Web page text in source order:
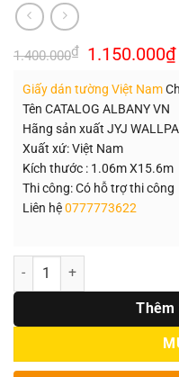
1.400.000₫ Giá
gốc
1.400.000₫.
1.150.000₫
Giấy dán tường Việt Nam
Tên CATALOG ALBANY VN
Hãng sản xuất JYJ
Xuất xứ: Việt Nam
Kích thước : 1.06m X15.6m
Thi công: Có hỗ trợ thi công
Liên hệ0777773622
Số lượng
Thêm